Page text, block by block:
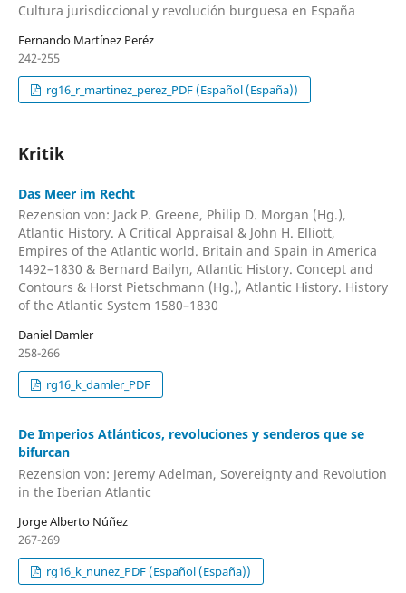
Cultura jurisdiccional y revolución burguesa en España
Fernando Martínez Peréz
242-255
rg16_r_martinez_perez_PDF (Español (España))
Kritik
Das Meer im Recht
Rezension von: Jack P. Greene, Philip D. Morgan (Hg.),
Atlantic History. A Critical Appraisal & John H. Elliott,
Empires of the Atlantic world. Britain and Spain in America
1492–1830 & Bernard Bailyn, Atlantic History. Concept and
Contours & Horst Pietschmann (Hg.), Atlantic History. History
of the Atlantic System 1580–1830
Daniel Damler
258-266
rg16_k_damler_PDF
De Imperios Atlánticos, revoluciones y senderos que se
bifurcan
Rezension von: Jeremy Adelman, Sovereignty and Revolution
in the Iberian Atlantic
Jorge Alberto Núñez
267-269
rg16_k_nunez_PDF (Español (España))